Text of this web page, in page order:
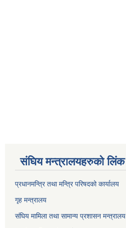
संघिय मन्त्र‍ालयहरुको लिंक
प्रधानमन्त्रि तथा मन्त्रि परिषदको कार्यालय
गृह मन्त्रालय
संघिय मामिला तथा सामान्य प्रशासन मन्त्रालय